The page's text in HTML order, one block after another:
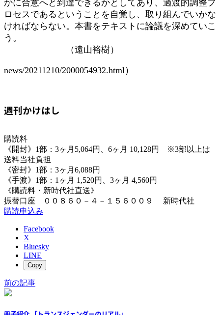
かに合意へと到達できるかとしてあり、過渡的調整プ
ロセスであるということを自覚し、取り組んでいかな
ければならない。本書をテキストに論議を深めていこ
う。
（遠山裕樹）
news/20211210/2000054932.html）
週刊かけはし
購読料
《開封》1部：3ヶ月5,064円、6ヶ月 10,128円 ※3部以上は
送料当社負担
《密封》1部：3ヶ月6,088円
《手渡》1部：1ヶ月 1,520円、3ヶ月 4,560円
《購読料・新時代社直送》
振替口座 ００８６０－４－１５６００９ 新時代社
購読申込み
Facebook
X
Bluesky
LINE
Copy
前の記事